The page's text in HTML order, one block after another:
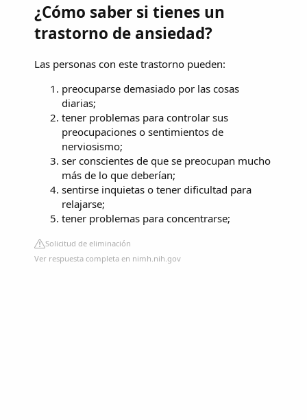
¿Cómo saber si tienes un
trastorno de ansiedad?
Las personas con este trastorno pueden:
preocuparse demasiado por las cosas
diarias;
tener problemas para controlar sus
preocupaciones o sentimientos de
nerviosismo;
ser conscientes de que se preocupan mucho
más de lo que deberían;
sentirse inquietas o tener dificultad para
relajarse;
tener problemas para concentrarse;
Solicitud de eliminación
Ver respuesta completa en nimh.nih.gov